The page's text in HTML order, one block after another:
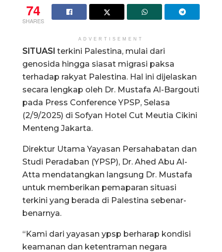
74
SHARES
ADVERTISEMENT
SITUASI terkini Palestina, mulai dari
genosida hingga siasat migrasi paksa
terhadap rakyat Palestina. Hal ini dijelaskan
secara lengkap oleh Dr. Mustafa Al-Bargouti
pada Press Conference YPSP, Selasa
(2/9/2025) di Sofyan Hotel Cut Meutia Cikini
Menteng Jakarta.
Direktur Utama Yayasan Persahabatan dan
Studi Peradaban (YPSP), Dr. Ahed Abu Al-
Atta mendatangkan langsung Dr. Mustafa
untuk memberikan pemaparan situasi
terkini yang berada di Palestina sebenar-
benarnya.
“Kami dari yayasan ypsp berharap kondisi
keamanan dan ketentraman negara